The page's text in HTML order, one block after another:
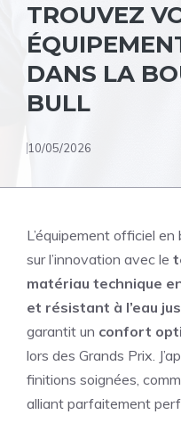
TROUVEZ
DANS LA
BULL
10/05/2026
L’équipement officiel
sur l’innovation avec le
matériau technique
et résistant à l’eau
garantit un confort
lors des Grands Prix.
finitions soignées,
alliant parfaitement